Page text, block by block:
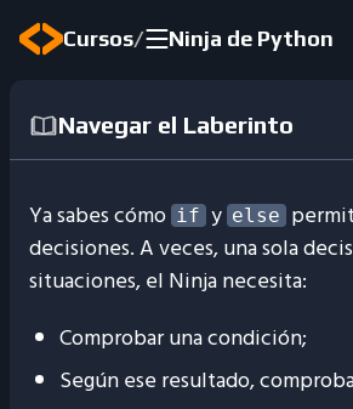
Cursos/ Ninja de Python
Navegar el Laberinto
Ya sabes cómo if y else
decisiones. A veces, una sola
situaciones, el Ninja necesita:
Comprobar una condición;
Según ese resultado,